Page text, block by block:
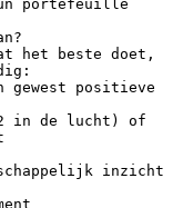
portefeuille
het beste doet,
gewest positieve
in de lucht) of
inzicht